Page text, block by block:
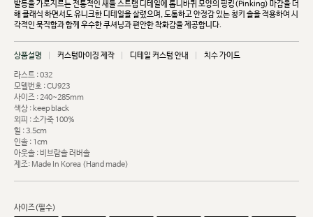
발등을 가로지르는 전통적인 새들 스트랩 디테일에 톱니바퀴 모양의 핑킹(Pinking) 마감을 더
해 클래식 하면서도 유니크한 디테일을 살렸으며, 도톰하고 안정감 있는 청키 솔을 적용하여 시
각적인 묵직함과함께 우수한 쿠셔닝과 편안한 착화감을 제공합니다.
상품설명 커스텀마이징 제작 디테일 커스텀 안내 치수 가이드
라스트 : 032
모델번호 : CU923
사이즈 : 240~285mm
색상 : keep black
외피 : 소가죽 100%
힐 : 3.5cm
인솔 : 1cm
아웃솔 : 비브람솔 러버솔
제조: Made In Korea (Hand made)
사이즈(필수)